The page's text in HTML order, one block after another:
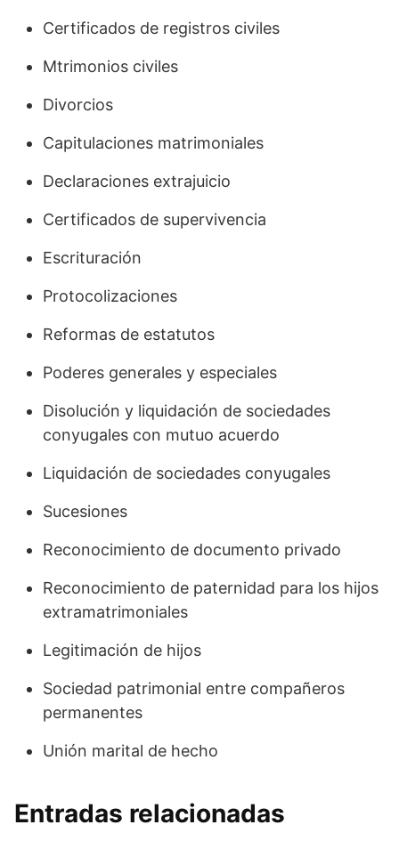
Certificados de registros civiles
Mtrimonios civiles
Divorcios
Capitulaciones matrimoniales
Declaraciones extrajuicio
Certificados de supervivencia
Escrituración
Protocolizaciones
Reformas de estatutos
Poderes generales y especiales
Disolución y liquidación de sociedades
conyugales con mutuo acuerdo
Liquidación de sociedades conyugales
Sucesiones
Reconocimiento de documento privado
Reconocimiento de paternidad para los hijos
extramatrimoniales
Legitimación de hijos
Sociedad patrimonial entre compañeros
permanentes
Unión marital de hecho
Entradas relacionadas